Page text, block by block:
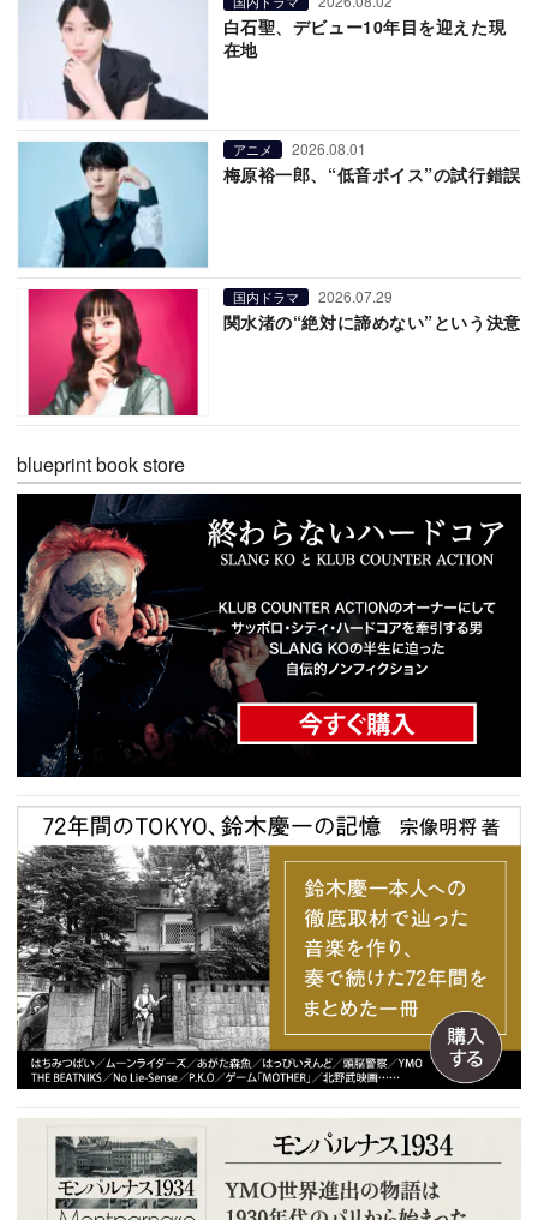
白石聖、デビュー10年目を迎えた現
在地
アニメ 2026.08.01
梅原裕一郎、“低音ボイス”の試行錯誤
国内ドラマ 2026.07.29
関水渚の“絶対に諦めない”という決意
blueprint book store